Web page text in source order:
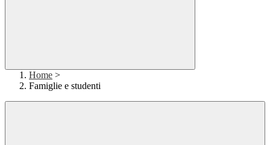
Home >
Famiglie e studenti